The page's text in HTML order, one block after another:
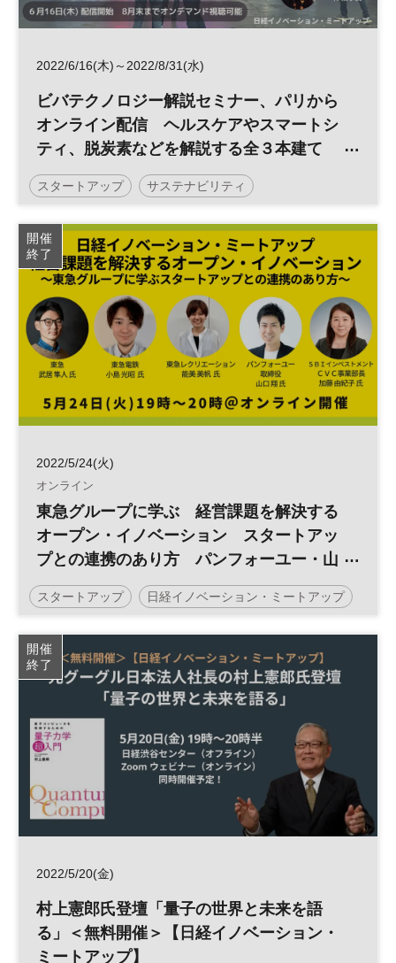
2022/6/16(木)～2022/8/31(水)
ビバテクノロジー解説セミナー、パリから
オンライン配信 ヘルスケアやスマートシ
ティ、脱炭素などを解説する全３本建て
アーカイブ視聴可 新規事業やオープン・
イノベーション担当者におすすめ
スタートアップ サステナビリティ
ウェルビーイング アーカイブ視聴
日経イノベーション・ミートアップ イノベーション
スマート工場 フレンチテック デジタル
スマートシティ パリ DX ヘルスケア
オープンイノベーション ベンチャー
開催
終了
2022/5/24(火)
オンライン
東急グループに学ぶ 経営課題を解決する
オープン・イノベーション スタートアッ
プとの連携のあり方 パンフォーユー・山
口氏、SBIインベストメントＣＶＣ事業部
長・加藤氏登壇＜日経イノベーション・ミ
ートアップ＞
スタートアップ 日経イノベーション・ミートアップ
ベンチャーキャピタル イノベーション
日経渋谷センター オープンイノベーション
ベンチャー
開催
終了
2022/5/20(金)
村上憲郎氏登壇「量子の世界と未来を語
る」＜無料開催＞【日経イノベーション・
ミートアップ】